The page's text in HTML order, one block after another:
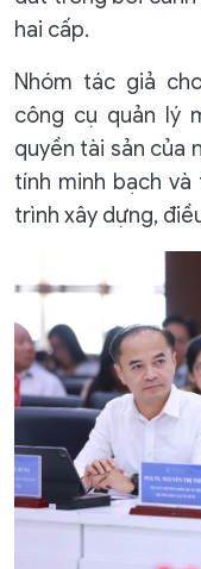
hai cấp.
Nhóm tác giả
công cụ quản lý
quyền tài sản của
tính minh bạch
trình xây dựng,